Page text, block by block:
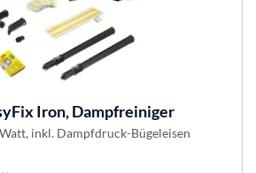
Iron, Dampfreiniger
inkl. Dampfdruck-Bügeleisen